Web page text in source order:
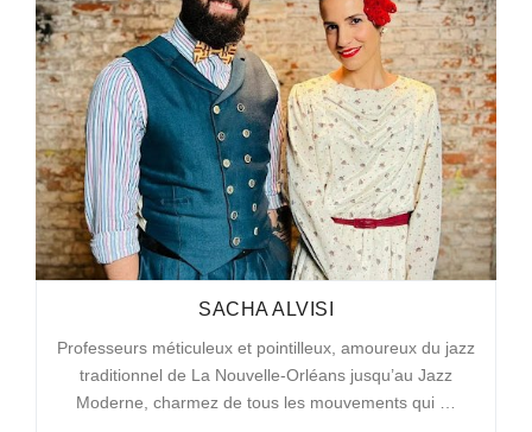
SACHA ALVISI
Professeurs méticuleux et pointilleux, amoureux du jazz
traditionnel de La Nouvelle-Orléans jusqu’au Jazz
Moderne, charmez de tous les mouvements qui …